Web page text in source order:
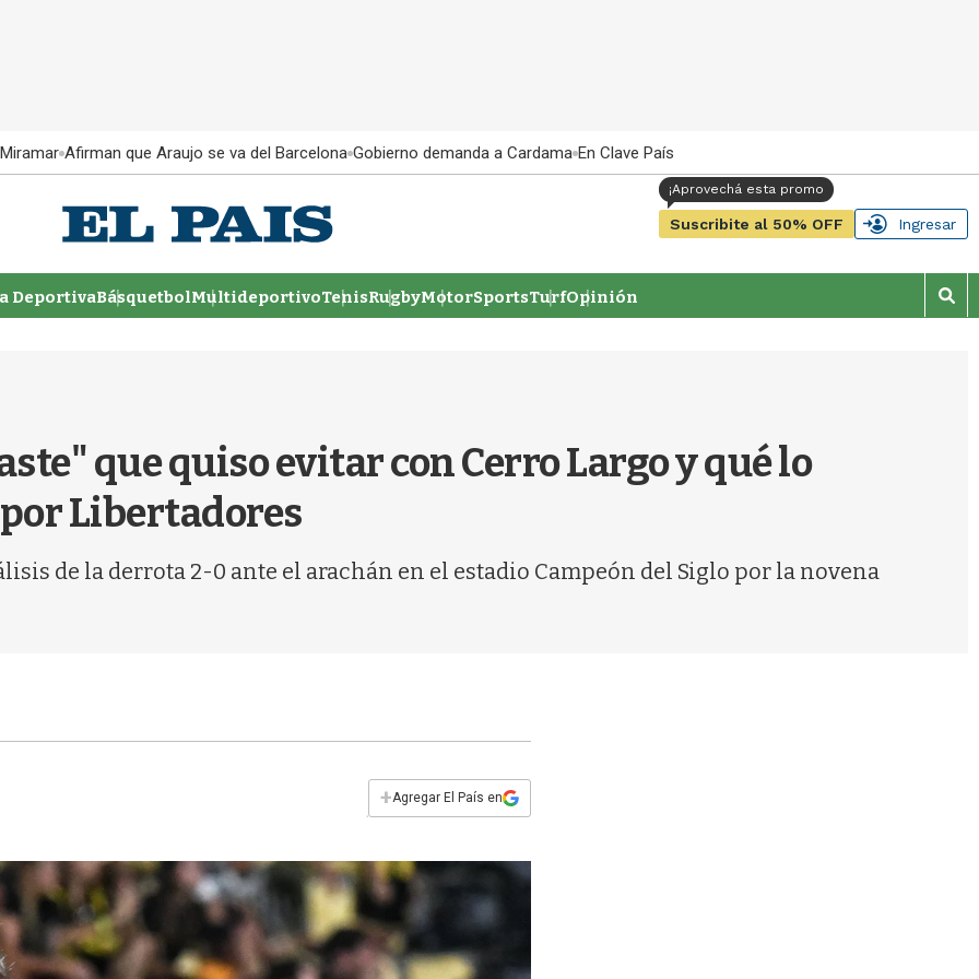
Afirman que Araujo se va del Barcelona Gobierno demanda a Cardama En Clave País
Suscribite al 50% OFF Ingresar
DeportivaBásquetbolMultideportivoTenisRugbyMotorSportsTurfOpinión
M
o
que quiso evitar con Cerro Largo y qué lo
Libertadores
de la derrota 2-0 ante el arachán en el estadio Campeón del Siglo por la novena
+Agregar El País en